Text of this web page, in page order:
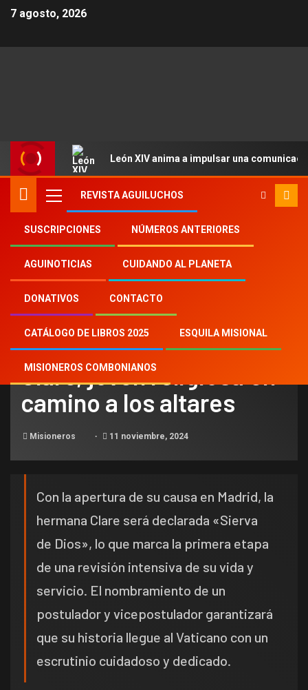
7 agosto, 2026
León XIV anima a impulsar una
REVISTA AGUILUCHOS
SUSCRIPCIONES NÚMEROS ANTERIORES
AGUINOTICIAS CUIDANDO AL PLANETA
DONATIVOS CONTACTO
CATÁLOGO DE LIBROS 2025 ESQUILA MISIONAL
MISIONEROS COMBONIANOS
Inicio 2024
11
Clare, joven religiosa en camino a los altares
NOTICIAS
Clare, joven religiosa en
camino a los altares
Misioneros 11 noviembre, 2024
Con la apertura de su causa en Madrid, la
hermana Clare será declarada «Sierva
de Dios», lo que marca la primera etapa
de una revisión intensiva de su vida y
servicio. El nombramiento de un
postulador y vicepostulador garantizará
que su historia llegue al Vaticano con un
escrutinio cuidadoso y dedicado.